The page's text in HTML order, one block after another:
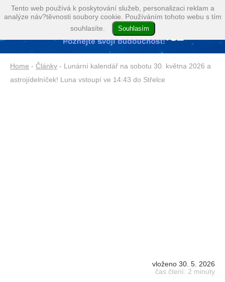
Home - Články - Lunární kalendář na sobotu 30. května 2026 a
astrojídelníček! Luna vstoupí ve 14:43 do Střelce
vloženo 30. 5. 2026
čas čtení: 2 minuty
Tento web používá k poskytování služeb, personalizaci reklam a
analýze náv?těvnosti soubory cookie. Používáním tohoto webu s tím
souhlasíte.